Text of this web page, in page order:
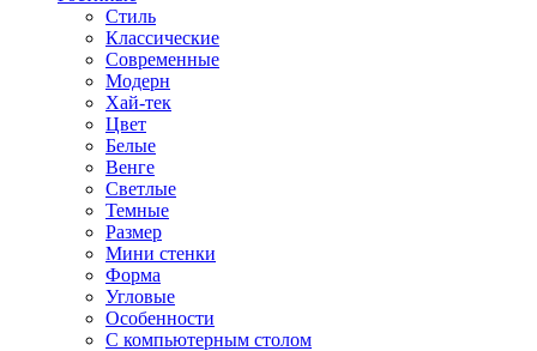
Стиль
Классические
Современные
Модерн
Хай-тек
Цвет
Белые
Венге
Светлые
Темные
Размер
Мини стенки
Форма
Угловые
Особенности
С компьютерным столом